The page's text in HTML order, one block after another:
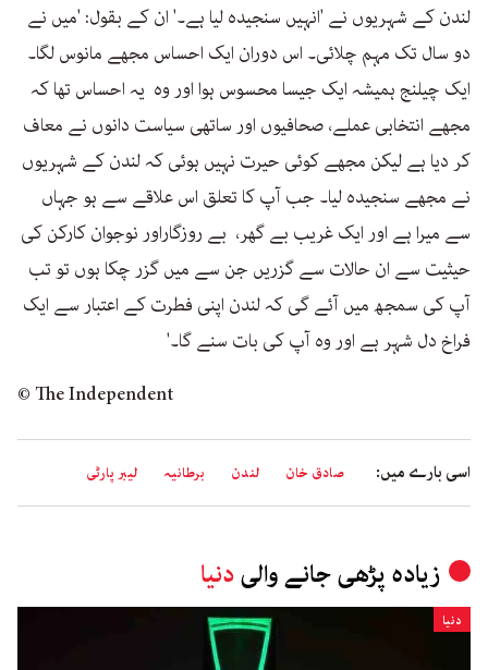
لندن کے شہریوں نے 'انہیں سنجیدہ لیا ہے۔' ان کے بقول: 'میں نے
دو سال تک مہم چلائی۔ اس دوران ایک احساس مجھے مانوس لگا۔
ایک چیلنج ہمیشہ ایک جیسا محسوس ہوا اور وہ یہ احساس تھا کہ
مجھے انتخابی عملے، صحافیوں اور ساتھی سیاست دانوں نے معاف
کر دیا ہے لیکن مجھے کوئی حیرت نہیں ہوئی کہ لندن کے شہریوں
نے مجھے سنجیدہ لیا۔ جب آپ کا تعلق اس علاقے سے ہو جہاں
سے میرا ہے اور ایک غریب بے گھر، بے روزگاراور نوجوان کارکن کی
حیثیت سے ان حالات سے گزریں جن سے میں گزر چکا ہوں تو تب
آپ کی سمجھ میں آئے گی کہ لندن اپنی فطرت کے اعتبار سے ایک
فراخ دل شہر ہے اور وہ آپ کی بات سنے گا۔'
© The Independent
اسی بارے میں: صادق خان لندن برطانیہ لیبر پارٹی
زیادہ پڑھی جانے والیدنیا
دنیا